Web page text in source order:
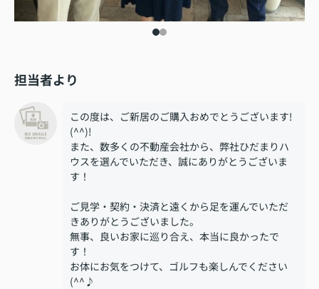
担当者より
この度は、ご新居のご購入おめでとうございます!
(^^)!
また、数多くの不動産会社から、弊社ひだまりハ
ウスを選んでいただき、誠にありがとうございま
す！
ご見学・契約・決済と遠くから足を運んでいただ
きありがとうございました。
無事、良いお家に巡り合え、本当に良かったで
す！
お体にお気をつけて、ゴルフも楽しんでください
(^^♪